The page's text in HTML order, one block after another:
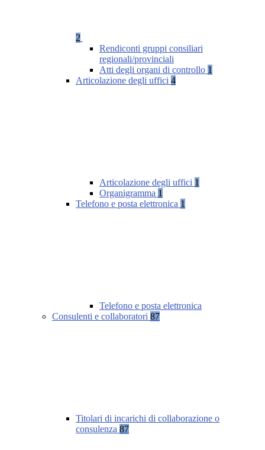
2
Rendiconti gruppi consiliari
regionali/provinciali
Atti degli organi di controllo 1
Articolazione degli uffici 4
Articolazione degli uffici 1
Organigramma 1
Telefono e posta elettronica 1
Telefono e posta elettronica
Consulenti e collaboratori 87
Titolari di incarichi di collaborazione o
consulenza 87